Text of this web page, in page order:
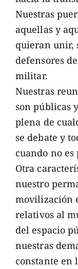
Nuestras
aquellas y
quieran unir,
defensores
militar.
Nuestras
son públicas
plena de
se debate y
cuando no
Otra
nuestro
movilización
relativos al
del espacio
nuestras
constante en